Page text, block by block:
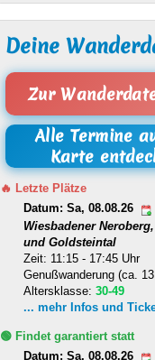
Deine
Zur
Alle Termine
Karte
🔥 Letzte Plätze
Datum: Sa, 08.08.26
Wiesbadener
und Goldsteintal
Zeit: 11:15 - 17:45 Uhr
Genußwanderung (ca.
Altersklasse:30-49
... mehr Infos und
🟢 Findet garantiert statt
Datum: Sa, 08.08.26